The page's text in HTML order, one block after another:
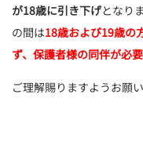
が18歳に引き下げとなり
の間は18歳および19歳の
ず、保護者様の同伴が必
ご理解賜りますようお願